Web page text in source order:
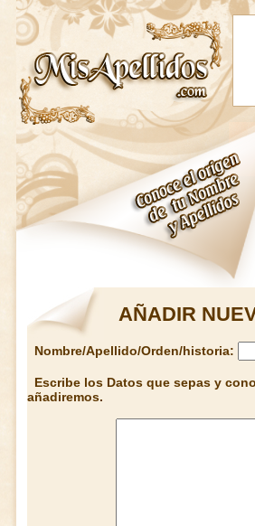
AÑADIR
Nombre/Apellido/Orden/historia:
Escribe los Datos que sepas y
añadiremos.